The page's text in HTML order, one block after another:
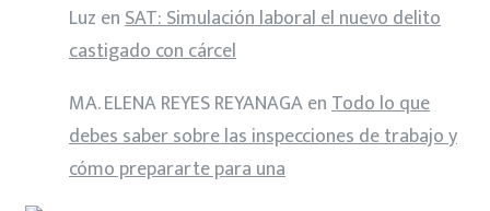
Luz enSAT: Simulación laboral el nuevo delito
castigado con cárcel
MA. ELENA REYES REYANAGAenTodo lo que
debes saber sobre las inspecciones de trabajo y
cómo prepararte para una